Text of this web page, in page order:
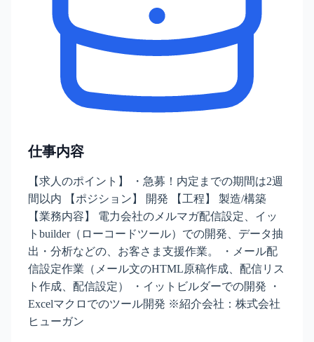
仕事内容
【求人のポイント】 ・急募！内定までの期間は2週
間以内 【ポジション】 開発 【工程】 製造/構築
【業務内容】 電力会社のメルマガ配信設定、イッ
トbuilder（ローコードツール）での開発、データ抽
出・分析などの、お客さま支援作業。 ・メール配
信設定作業（メール文のHTML原稿作成、配信リス
ト作成、配信設定） ・イットビルダーでの開発 ・
Excelマクロでのツール開発 ※紹介会社：株式会社
ヒューガン